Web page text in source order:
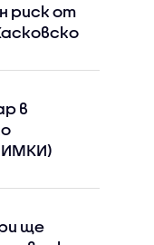
риск от
в
ще